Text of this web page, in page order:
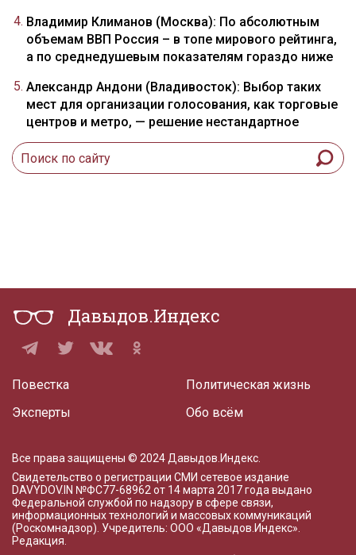
Владимир Климанов (Москва): По абсолютным
объемам ВВП Россия – в топе мирового рейтинга,
а по среднедушевым показателям гораздо ниже
Александр Андони (Владивосток): Выбор таких
мест для организации голосования, как торговые
центров и метро, — решение нестандартное
Давыдов.Индекс
Повестка
Эксперты
Политическая жизнь
Обо всём
Все права защищены © 2024 Давыдов.Индекс.
Свидетельство о регистрации СМИ сетевое издание
DAVYDOV.IN №ФС77-68962 от 14 марта 2017 года выдано
Федеральной службой по надзору в сфере связи,
информационных технологий и массовых коммуникаций
(Роскомнадзор). Учредитель: ООО «Давыдов.Индекс».
Редакция